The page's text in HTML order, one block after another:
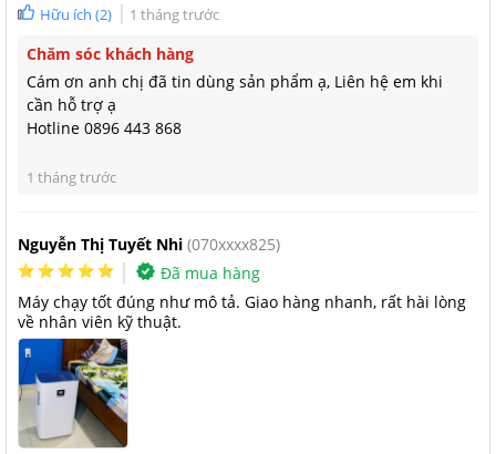
Máy hút ẩm dân dụng Kosmen KM-20N có độ ồn thấp
Tính năng của máy hút ẩm dân dụng Kosmen KM-
20N
Lọc không khí bằng màng lọc
Máy hút ẩm dân dụng Kosmen
chạm vào màng lọc hỗn hợp. Bên cạnh đó, thiết bị có tính năng
tạo ion âm giúp thanh lọc không khí và diệt khuẩn vô cùng hiệu
quả.
Hữu ích (2) 1 tháng trước
Chăm sóc khách hàng
Cám ơn anh chị đã tin dùng sản phẩm ạ, Liên hệ em khi
cần hỗ trợ ạ
Hotline 0896 443 868
1 tháng trước
Nguyễn Thị Tuyết Nhi (070xxxx825)
Đã mua hàng
Máy chạy tốt đúng như mô tả. Giao hàng nhanh, rất hài lòng
về nhân viên kỹ thuật.